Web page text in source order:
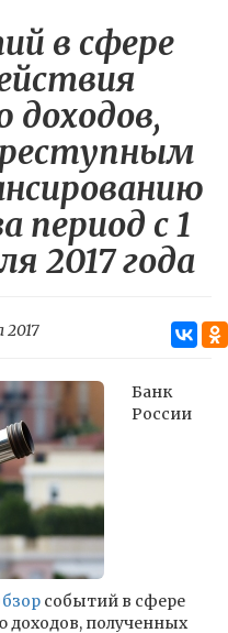
в сфере
период с 1
2017 года
2017
Банк
России
событий в сфере
полученных